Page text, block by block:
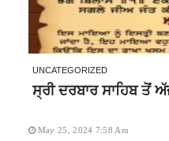
UNCATEGORIZED
ਸ੍ਰੀ ਦਰਬਾਰ ਸਾਹਿਬ ਤੋਂ
May 25, 2024 7:58 Am